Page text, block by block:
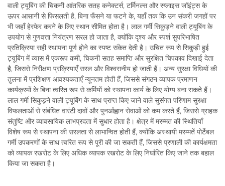
वाली ट्यूबिंग की चिकनी आंतरिक सतह कनेक्टर्स, टर्मिनल्स और स्प्लाइस जॉइंट्स के
ऊपर आसानी से फिसलती है, बिना फँसने या फटने के, यहाँ तक कि उन संकरी जगहों पर
भी जहाँ हेरफेर करने के लिए स्थान सीमित होता है। लाल गर्मी सिकुड़ने वाली ट्यूबिंग के
उपयोग से गुणवत्ता नियंत्रण सरल हो जाता है, क्योंकि दृश्य और स्पर्श सुपरिभाषित
प्रतिक्रिया सही स्थापना पूर्ण होने का स्पष्ट संकेत देती है। उचित रूप से सिकुड़ी हुई
ट्यूबिंग में व्यास में एकरूप कमी, चिकनी सतह समाप्ति और सुरक्षित चिपकाव दिखाई देता
है, जिससे निरीक्षण प्रक्रियाएँ सरल और विश्वसनीय हो जाती हैं। अन्य सुरक्षा विधियों की
तुलना में प्रशिक्षण आवश्यकताएँ न्यूनतम होती हैं, जिससे संगठन व्यापक प्रमाणन
कार्यक्रमों के बिना त्वरित रूप से कर्मियों को स्थापना कार्य के लिए योग्य बना सकते हैं।
लाल गर्मी सिकुड़ने वाली ट्यूबिंग के साथ प्राप्त किए जाने वाले सुसंगत परिणाम सुरक्षा
विफलताओं से संबंधित वारंटी दावों और पुनर्आह्वान सेवाओं को कम करते हैं, जिससे ग्राहक
संतुष्टि और व्यावसायिक लाभप्रदता में सुधार होता है। क्षेत्र में मरम्मत की स्थितियाँ
विशेष रूप से स्थापना की सरलता से लाभान्वित होती हैं, क्योंकि अस्थायी मरम्मतें पोर्टेबल
गर्मी उपकरणों के साथ त्वरित रूप से पूरी की जा सकती हैं, जिससे प्रणाली की कार्यक्षमता
को व्यापक रखरोट के लिए अधिक व्यापक रखरोट के लिए निर्धारित किए जाने तक बहाल
किया जा सकता है।